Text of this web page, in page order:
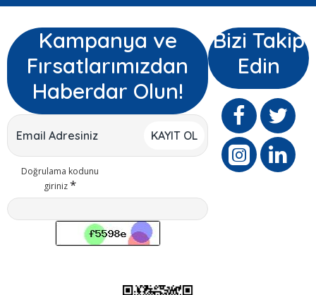
Kampanya ve
Fırsatlarımızdan
Haberdar Olun!
KAYIT OL
Doğrulama kodunu
giriniz
Bizi Takip
Edin